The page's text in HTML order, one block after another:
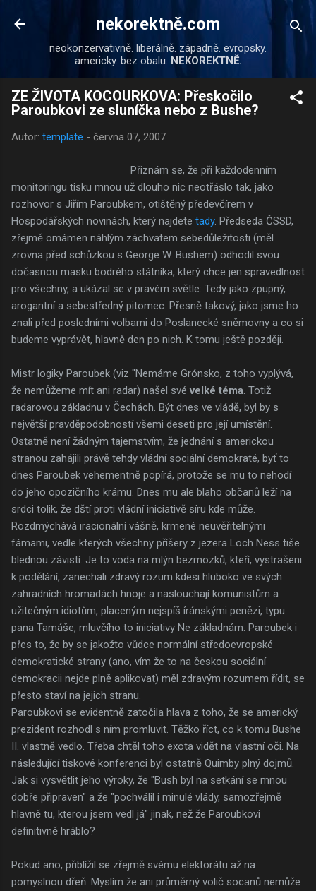
Přeskočit na hlavní obsah
nekorektně.com
neokonzervativně. liberálně. západně. evropsky.
americky. bez obalu. NEKOREKTNĚ.
ZE ŽIVOTA KOCOURKOVA: Přeskočilo
Paroubkovi ze sluníčka nebo z Bushe?
Autor: template - června 07, 2007
Přiznám se, že při každodenním
monitoringu tisku mnou už dlouho nic neotřáslo tak, jako
rozhovor s Jiřím Paroubkem, otištěný předevčírem v
Hospodářských novinách, který najdete tady. Předseda ČSSD,
zřejmě omámen náhlým záchvatem sebedůležitosti (měl
zrovna před schůzkou s George W. Bushem) odhodil svou
dočasnou masku bodrého státníka, který chce jen spravedlnost
pro všechny, a ukázal se v pravém světle: Tedy jako zpupný,
arogantní a sebestředný pitomec. Přesně takový, jako jsme ho
znali před posledními volbami do Poslanecké sněmovny a co si
budeme vyprávět, hlavně den po nich. K tomu ještě později.
Mistr logiky Paroubek (viz "Nemáme Grónsko, z toho vyplývá,
že nemůžeme mít ani radar) našel svévelké téma . Totiž
radarovou základnu v Čechách. Být dnes ve vládě, byl by s
největší pravděpodobností všemi deseti pro její umístění.
Ostatně není žádným tajemstvím, že jednání s americkou
stranou zahájili právě tehdy vládní sociální demokraté, byť to
dnes Paroubek vehementně popírá, protože se mu to nehodí
do jeho opozičního krámu. Dnes mu ale blaho občanů leží na
srdci tolik, že dští proti vládní iniciativě síru kde může.
Rozdmýchává iracionální vášně, krmené neuvěřitelnými
fámami, vedle kterých všechny příšery z jezera Loch Ness tiše
blednou závistí. Je to voda na mlýn bezmozků, kteří, vystrašeni
k podělání, zanechali zdravý rozum kdesi hluboko ve svých
zahradních hromadách hnoje a naslouchají komunistům a
užitečným idiotům, placeným nejspíš íránskými penězi, typu
pana Tamáše, mluvčího to iniciativy Ne základnám. Paroubek i
přes to, že by se jakožto vůdce normální středoevropské
demokratické strany (ano, vím že to na českou sociální
demokracii nejde plně aplikovat) měl zdravým rozumem řídit, se
přesto staví na jejich stranu.
Paroubkovi se evidentně zatočila hlava z toho, že se americký
prezident rozhodl s ním promluvit. Těžko říct, co k tomu Bushe
II. vlastně vedlo. Třeba chtěl toho exota vidět na vlastní oči. Na
následující tiskové konferenci byl ostatně Quimby plný dojmů.
Jak si vysvětlit jeho výroky, že "Bush byl na setkání se mnou
dobře připraven" a že "pochválil i minulé vlády, samozřejmě
hlavně tu, kterou jsem vedl já" jinak, než že Paroubkovi
definitivně hráblo?
Pokud ano, přiblížil se zřejmě svému elektorátu až na
pomyslnou dřeň. Myslím že ani průměrný volič socanů nemůže